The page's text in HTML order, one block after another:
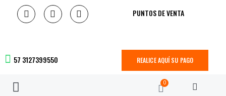
PUNTOS DE VENTA
57 3127399550 REALICE AQUÍ SU PAGO
0